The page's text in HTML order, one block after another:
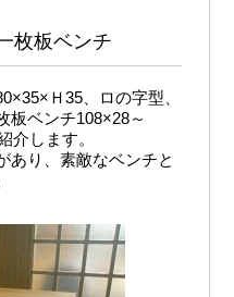
枚板ベンチ
Ｈ35、ロの字型、
板ベンチ108×28～
介します。
あり、素敵なベンチと